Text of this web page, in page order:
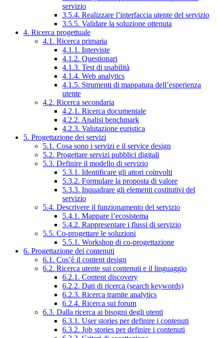
servizio
3.5.4. Realizzare l’interfaccia utente del servizio
3.5.5. Validare la soluzione ottenuta
4. Ricerca progettuale
4.1. Ricerca primaria
4.1.1. Interviste
4.1.2. Questionari
4.1.3. Test di usabilità
4.1.4. Web analytics
4.1.5. Strumenti di mappatura dell’esperienza
utente
4.2. Ricerca secondaria
4.2.1. Ricerca documentale
4.2.2. Analisi benchmark
4.2.3. Valutazione euristica
5. Progettazione dei servizi
5.1. Cosa sono i servizi e il service design
5.2. Progettare servizi pubblici digitali
5.3. Definire il modello di servizio
5.3.1. Identificare gli attori coinvolti
5.3.2. Formulare la proposta di valore
5.3.3. Inquadrare gli elementi costitutivi del
servizio
5.4. Descrivere il funzionamento del servizio
5.4.1. Mappare l’ecosistema
5.4.2. Rappresentare i flussi di servizio
5.5. Co-progettare le soluzioni
5.5.1. Workshop di co-progettazione
6. Progettazione dei contenuti
6.1. Cos’è il content design
6.2. Ricerca utente sui contenuti e il linguaggio
6.2.1. Content discovery
6.2.2. Dati di ricerca (search keywords)
6.2.3. Ricerca tramite analytics
6.2.4. Ricerca sui forum
6.3. Dalla ricerca ai bisogni degli utenti
6.3.1. User stories per definire i contenuti
6.3.2. Job stories per definire i contenuti